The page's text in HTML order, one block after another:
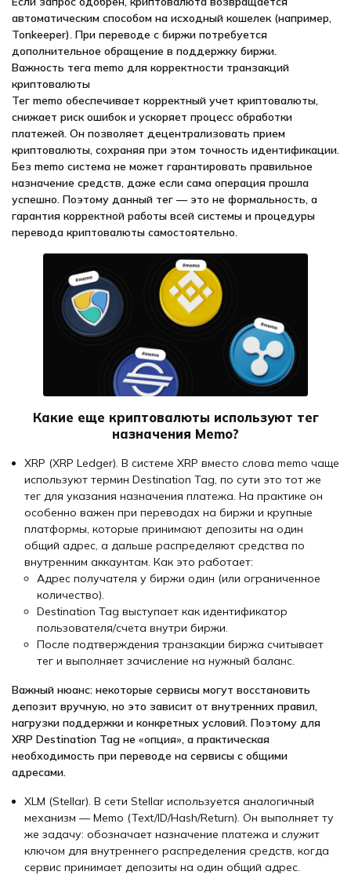
автоматическим способом на исходный кошелек (например,
Tonkeeper). При переводе с биржи потребуется
дополнительное обращение в поддержку биржи.
Важность тега memo для корректности транзакций
криптовалюты
Тег memo обеспечивает корректный учет криптовалюты,
снижает риск ошибок и ускоряет процесс обработки
платежей. Он позволяет децентрализовать прием
криптовалюты, сохраняя при этом точность идентификации.
Без memo система не может гарантировать правильное
назначение средств, даже если сама операция прошла
успешно. Поэтому данный тег — это не формальность, а
гарантия корректной работы всей системы и процедуры
перевода криптовалюты самостоятельно.
Какие еще криптовалюты используют тег
назначения Memo?
XRP (XRP Ledger). В системе XRP вместо слова memo чаще
используют термин Destination Tag, по сути это тот же
тег для указания назначения платежа. На практике он
особенно важен при переводах на биржи и крупные
платформы, которые принимают депозиты на один
общий адрес, а дальше распределяют средства по
внутренним аккаунтам. Как это работает:
Адрес получателя у биржи один (или ограниченное
количество).
Destination Tag выступает как идентификатор
пользователя/счета внутри биржи.
После подтверждения транзакции биржа считывает
тег и выполняет зачисление на нужный баланс.
Важный нюанс: некоторые сервисы могут восстановить
депозит вручную, но это зависит от внутренних правил,
нагрузки поддержки и конкретных условий. Поэтому для
XRP Destination Tag не «опция», а практическая
необходимость при переводе на сервисы с общими
адресами.
XLM (Stellar). В сети Stellar используется аналогичный
механизм — Memo (Text/ID/Hash/Return). Он выполняет ту
же задачу: обозначает назначение платежа и служит
ключом для внутреннего распределения средств, когда
сервис принимает депозиты на один общий адрес.